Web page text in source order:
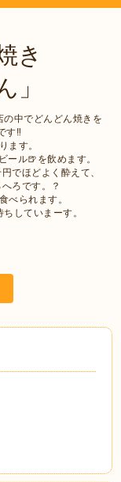
き
」
中でどんどん焼きを
す‼︎
ます。
ール🍺を飲めます。
でほどよく酔えて、
ろです。？
べられます。
していまーす。